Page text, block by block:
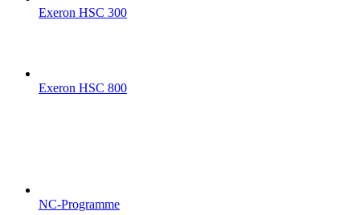
Exeron HSC 300
Exeron HSC 800
NC-Programme